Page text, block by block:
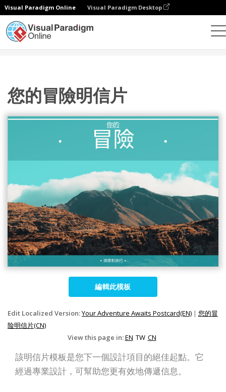
Visual Paradigm Online Visual Paradigm Desktop
您的冒險明信片
編輯此模板
Edit Localized Version:Your Adventure Awaits Postcard(EN) | 您的冒
险明信片(CN)
View this page in:EN TW CN
該明信片模板是您下一個設計項目的絕佳起點。它
經過專業設計，可幫助您更有效地傳遞信息。